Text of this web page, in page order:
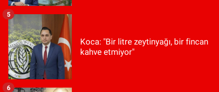
Koca: "Bir litre zeytinyağı, bir fincan
kahve etmiyor"
5
6